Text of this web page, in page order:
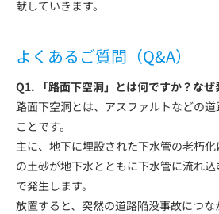
献していきます。
よくあるご質問（Q&A）
Q1. 「路面下空洞」とは何ですか？なぜ
路面下空洞とは、アスファルトなどの
ことです。
主に、地下に埋設された下水管の老朽
の土砂が地下水とともに下水管に流れ
で発生します。
放置すると、突然の道路陥没事故につ